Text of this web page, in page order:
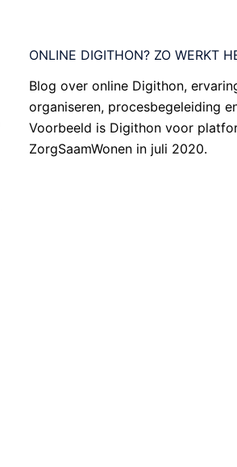
ONLINE DIGITHON? ZO WERKT
Blog over online Digithon,
organiseren, procesbegeleiding
Voorbeeld is Digithon voor
ZorgSaamWonen in juli 2020.